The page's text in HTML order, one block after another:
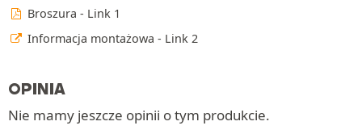
Broszura - Link 1
Informacja montażowa - Link 2
OPINIA
Nie mamy jeszcze opinii o tym produkcie.